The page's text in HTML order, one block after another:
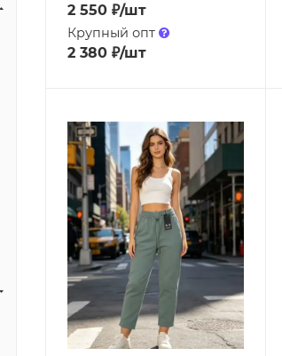
2 550 ₽/шт
Крупный опт
2 380 ₽/шт